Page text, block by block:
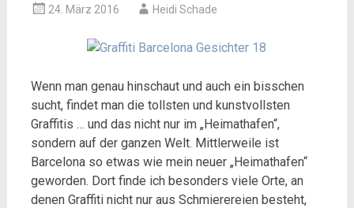
24. März 2016 Heidi Schade
Wenn man genau hinschaut und auch ein bisschen
sucht, findet man die tollsten und kunstvollsten
Graffitis … und das nicht nur im „Heimathafen“,
sondern auf der ganzen Welt. Mittlerweile ist
Barcelona so etwas wie mein neuer „Heimathafen“
geworden. Dort finde ich besonders viele Orte, an
denen Graffiti nicht nur aus Schmierereien besteht,